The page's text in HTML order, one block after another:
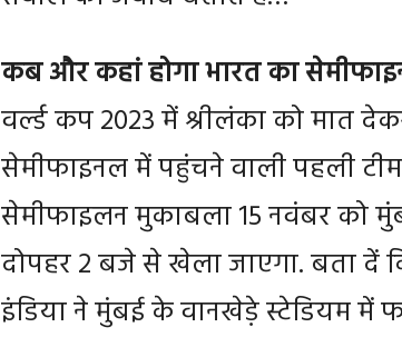
कब और कहां होगा भारत का
वर्ल्ड कप 2023 में श्रीलंका को मात
सेमीफाइनल में पहुंचने वाली पहली टीम
सेमीफाइलन मुकाबला 15 नवंबर को
दोपहर 2 बजे से खेला जाएगा. बता दें
इंडिया ने मुंबई के वानखेड़े स्टेडियम में